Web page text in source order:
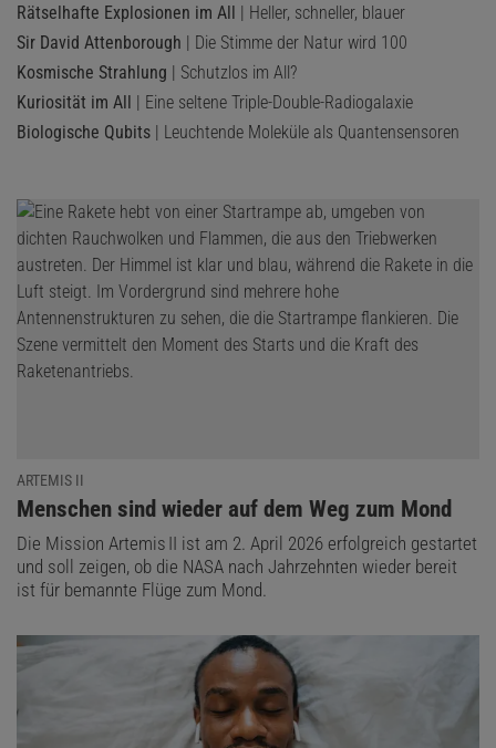
Rätselhafte Explosionen im All | Heller, schneller, blauer
Sir David Attenborough | Die Stimme der Natur wird 100
Kosmische Strahlung | Schutzlos im All?
Kuriosität im All | Eine seltene Triple-Double-Radiogalaxie
Biologische Qubits | Leuchtende Moleküle als Quantensensoren
ARTEMIS II
:
Menschen sind wieder auf dem Weg zum Mond
Die Mission Artemis II ist am 2. April 2026 erfolgreich gestartet
und soll zeigen, ob die NASA nach Jahrzehnten wieder bereit
ist für bemannte Flüge zum Mond.